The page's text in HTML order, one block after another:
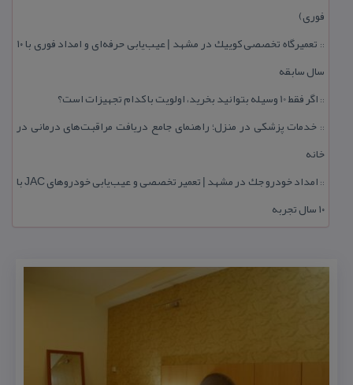
فوری)
::
تعمیرگاه تخصصی كوییك در مشهد | عیب‌یابی حرفه‌ای و امداد فوری با ۱۰
سال سابقه
:: اگر فقط 10 وسیله بتوانید بخرید، اولویت با كدام تجهیزات است؟
:: خدمات پزشكی در منزل؛ راهنمای جامع دریافت مراقبت‌های درمانی در
خانه
::
امداد خودرو جك در مشهد | تعمیر تخصصی و عیب‌یابی خودروهای JAC با
۱۰ سال تجربه